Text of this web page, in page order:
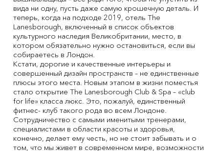
вида ни одну, пусть даже самую крошечную деталь. И
теперь, когда на подходе 2019, отель The
Lanesborough, включенный в список объектов
культурного наследия Великобритании, место, в
котором обязательно нужно остановиться, если вы
собираетесь в Лондон.
Кстати, дорогие и качественные интерьеры и
совершенный дизайн пространств – не единственные
плюсы этого места. Новым этапом в жизни поместья
стало открытие The Lanesborough Club & Spa – «club
for life» класса люкс. Это, пожалуй, единственный
фитнес- клуб такого рода во всем Лондоне.
Сотрудничество с самыми именитыми тренерами,
специалистами в области красоты и здоровья,
конечно, делает ему честь, но не стоит забывать и о
том, что мы живет в современном мире, возможности